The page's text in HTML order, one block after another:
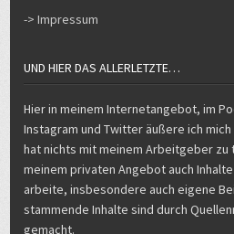
-> Impressum
UND HIER DAS ALLERLETZTE…
Hier in meinem Internetangebot, im
Instagram und Twitter äußere ich
hat nichts mit meinem Arbeitgeber zu
meinem privaten Angebot auch
arbeite, insbesondere auch eigene
stammende Inhalte sind durch
gemacht.